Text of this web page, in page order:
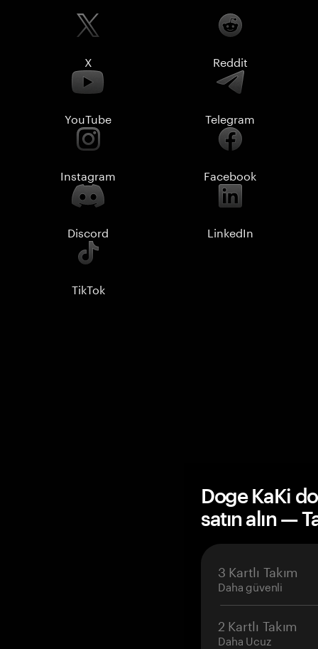
X Reddit
YouTube Telegram
Instagram Facebook
Discord LinkedIn
TikTok
Doge KaKi
satın alın —
3 Kartlı Takım
Daha güvenli
2 Kartlı Takım
Daha Ucuz